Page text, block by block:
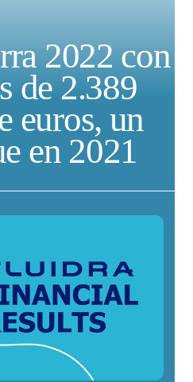
2022 con
de 2.389
euros, un
en 2021